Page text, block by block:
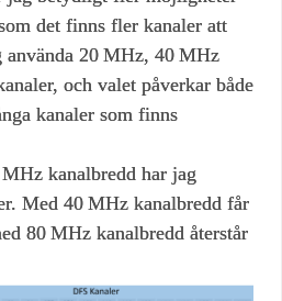
det finns fler kanaler att
20 MHz, 40 MHz
och valet påverkar både
kanaler som finns
kanalbredd har jag
Med 40 MHz kanalbredd får
80 MHz kanalbredd återstår